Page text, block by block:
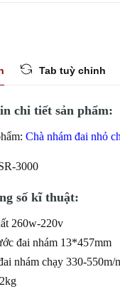
Tab tuỳ chỉnh
chi tiết sản phẩm:
Chà nhám đai nhỏ
3000
số kĩ thuật:
260w-220v
đai nhám 13*457mm
nhám chạy 330-550m/